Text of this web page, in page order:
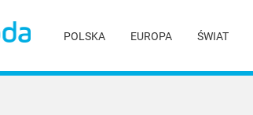
POLSKA EUROPA ŚWIAT